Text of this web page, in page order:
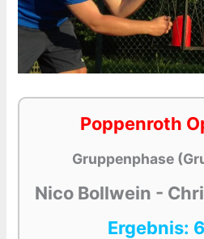
Poppenroth
Gruppenphase
Nico Bollwein -
Ergebnis: